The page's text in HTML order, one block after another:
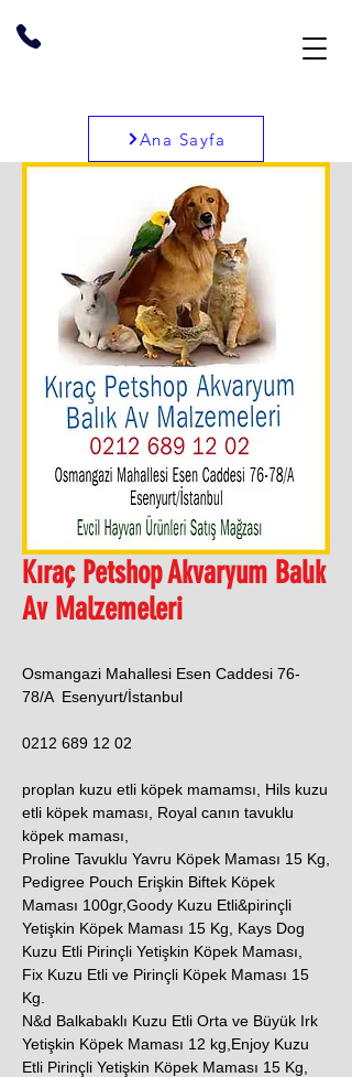
Ana Sayfa
Kıraç Petshop Akvaryum Balık
Av Malzemeleri
Osmangazi Mahallesi Esen Caddesi 76-
78/A Esenyurt/İstanbul
0212 689 12 02
proplan kuzu etli köpek mamamsı, Hils kuzu
etli köpek maması, Royal canın tavuklu
köpek maması,
Proline Tavuklu Yavru Köpek Maması 15 Kg,
Pedigree Pouch Erişkin Biftek Köpek
Maması 100gr,Goody Kuzu Etli&pirinçli
Yetişkin Köpek Maması 15 Kg, Kays Dog
Kuzu Etli Pirinçli Yetişkin Köpek Maması,
Fix Kuzu Etli ve Pirinçli Köpek Maması 15
Kg.
N&d Balkabaklı Kuzu Etli Orta ve Büyük Irk
Yetişkin Köpek Maması 12 kg,Enjoy Kuzu
Etli Pirinçli Yetişkin Köpek Maması 15 Kg,